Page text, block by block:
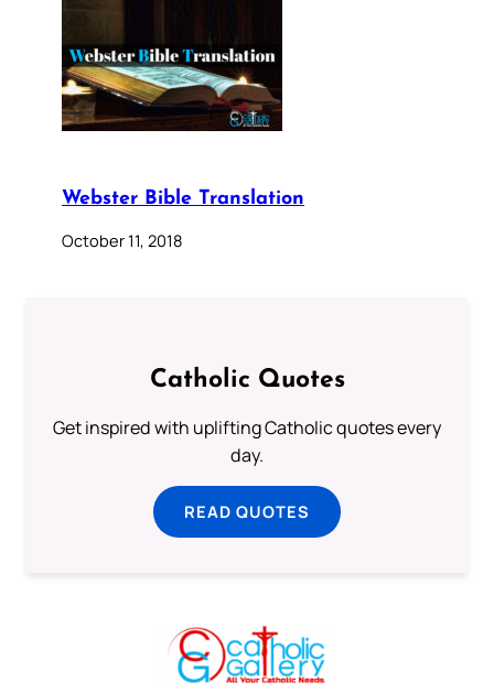
Webster Bible Translation
October 11, 2018
Catholic Quotes
Get inspired with uplifting Catholic quotes every
day.
READ QUOTES